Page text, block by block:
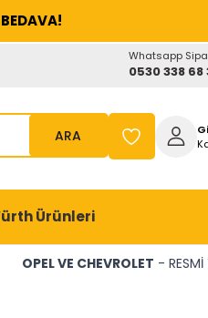
Whatsapp
0530 338 68
ARA
Ürünleri
OPEL VE CHEVROLET - RESMİ